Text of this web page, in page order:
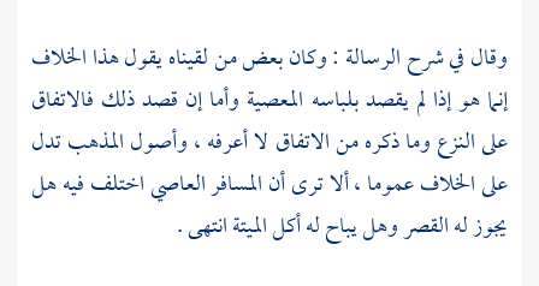
وقال في شرح الرسالة : وكان بعض من لقيناه يقول هذا الخلاف
إنما هو إذا لم يقصد بلباسه المعصية وأما إن قصد ذلك فالاتفاق
على النزع وما ذكره من الاتفاق لا أعرفه ، وأصول المذهب تدل
على الخلاف عموما ، ألا ترى أن المسافر العاصي اختلف فيه هل
يجوز له القصر وهل يباح له أكل الميتة انتهى .